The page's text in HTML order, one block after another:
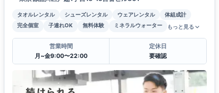
タオルレンタル シューズレンタル ウェアレンタル
体組成計
完全個室
子連れOK 無料体験 ミネラルウォーター もっと見る
営業時間
月~金9:00〜22:00
定休日
要確認